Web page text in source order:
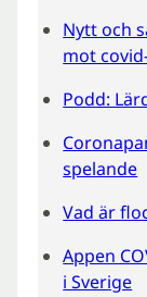
Nytt och
mot
Podd:
spelande
Vad är
Appen
i Sverige